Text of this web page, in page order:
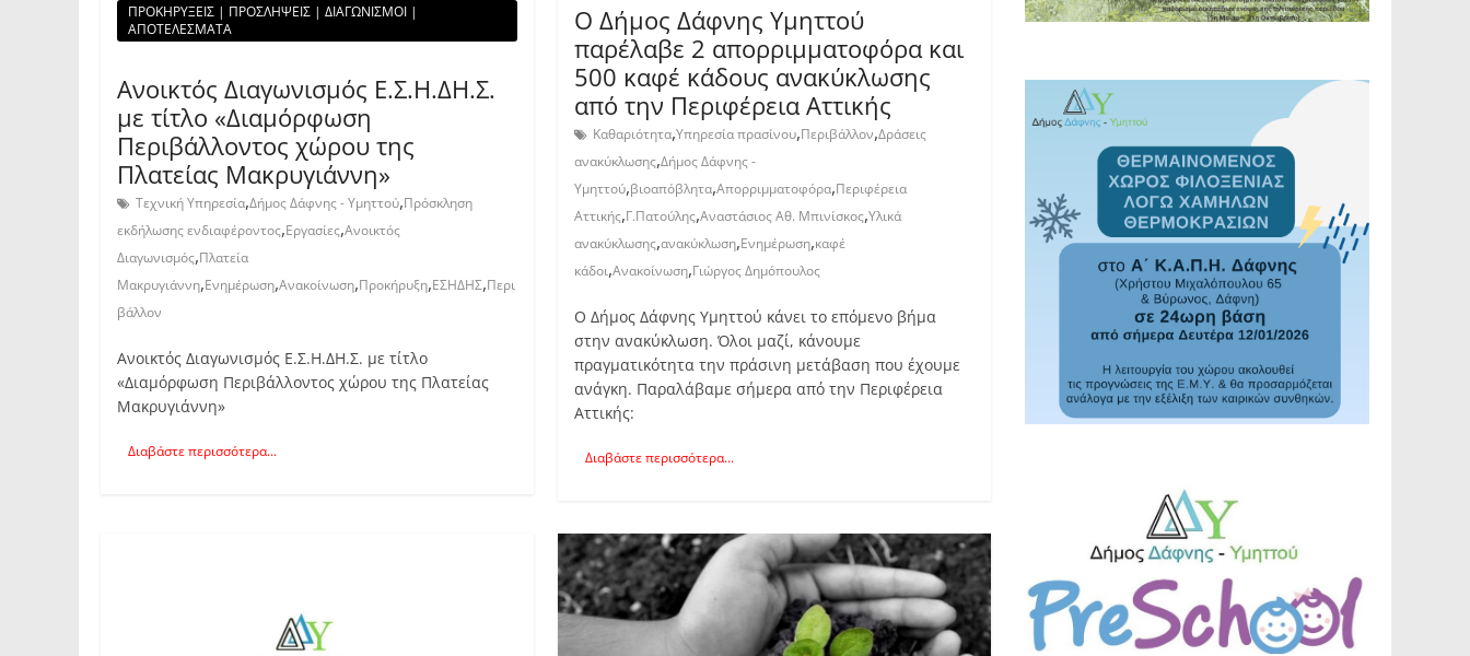
ΠΡΟΚΗΡΥΞΕΙΣ | ΠΡΟΣΛΗΨΕΙΣ | ΔΙΑΓΩΝΙΣΜΟΙ |
ΑΠΟΤΕΛΕΣΜΑΤΑ
Ανοικτός Διαγωνισμός Ε.Σ.Η.ΔΗ.Σ.
με τίτλο «Διαμόρφωση
Περιβάλλοντος χώρου της
Πλατείας Μακρυγιάννη»
Τεχνική Υπηρεσία,Δήμος Δάφνης - Υμηττού,Πρόσκληση
εκδήλωσης ενδιαφέροντος,Εργασίες,Ανοικτός
Διαγωνισμός,Πλατεία
Μακρυγιάννη,Ενημέρωση,Ανακοίνωση,Προκήρυξη,ΕΣΗΔΗΣ,Περι
βάλλον
Ανοικτός Διαγωνισμός Ε.Σ.Η.ΔΗ.Σ. με τίτλο
«Διαμόρφωση Περιβάλλοντος χώρου της Πλατείας
Μακρυγιάννη»
Διαβάστε περισσότερα...
Ο Δήμος Δάφνης Υμηττού
παρέλαβε 2 απορριμματοφόρα και
500 καφέ κάδους ανακύκλωσης
από την Περιφέρεια Αττικής
Καθαριότητα,Υπηρεσία πρασίνου,Περιβάλλον,Δράσεις
ανακύκλωσης,Δήμος Δάφνης -
Υμηττού,βιοαπόβλητα,Απορριμματοφόρα,Περιφέρεια
Αττικής,Γ.Πατούλης,Αναστάσιος Αθ. Μπινίσκος,Υλικά
ανακύκλωσης,ανακύκλωση,Ενημέρωση,καφέ
κάδοι,Ανακοίνωση,Γιώργος Δημόπουλος
Ο Δήμος Δάφνης Υμηττού κάνει το επόμενο βήμα
στην ανακύκλωση. Όλοι μαζί, κάνουμε
πραγματικότητα την πράσινη μετάβαση που έχουμε
ανάγκη. Παραλάβαμε σήμερα από την Περιφέρεια
Αττικής:
Διαβάστε περισσότερα...